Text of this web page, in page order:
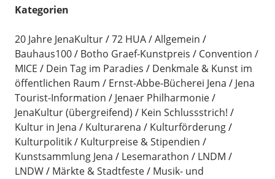
Kategorien
20 Jahre JenaKultur 72 HUA
Allgemein
Bauhaus100
Botho Graef-Kunstpreis
Convention /
MICE
Dein Tag im Paradies
Denkmale & Kunst im
öffentlichen Raum
Ernst-Abbe-Bücherei Jena
Jena
Tourist-Information
Jenaer Philharmonie
JenaKultur (übergreifend)
Kein Schlussstrich!
Kultur in Jena
Kulturarena
Kulturförderung
Kulturpolitik
Kulturpreise & Stipendien
Kunstsammlung Jena
Lesemarathon
LNDM
LNDW
Märkte & Stadtfeste
Musik- und